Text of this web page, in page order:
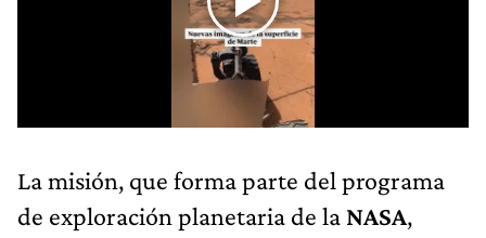
La misión, que forma parte del programa
de exploración planetaria de la NASA,